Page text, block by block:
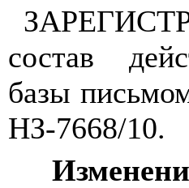
состав
базы
НЗ-7668/10.